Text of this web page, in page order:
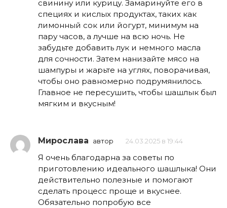
свинину или курицу. Замаринуйте его в
специях и кислых продуктах, таких как
лимонный сок или йогурт, минимум на
пару часов, а лучше на всю ночь. Не
забудьте добавить лук и немного масла
для сочности. Затем нанизайте мясо на
шампуры и жарьте на углях, поворачивая,
чтобы оно равномерно подрумянилось.
Главное не пересушить, чтобы шашлык был
мягким и вкусным!
Мирослава автор 24.03.2025 в 19:44
Я очень благодарна за советы по
приготовлению идеального шашлыка! Они
действительно полезные и помогают
сделать процесс проще и вкуснее.
Обязательно попробую все